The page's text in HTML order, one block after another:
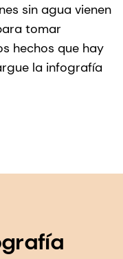
sin agua vienen
tomar
hechos que hay
la infografía